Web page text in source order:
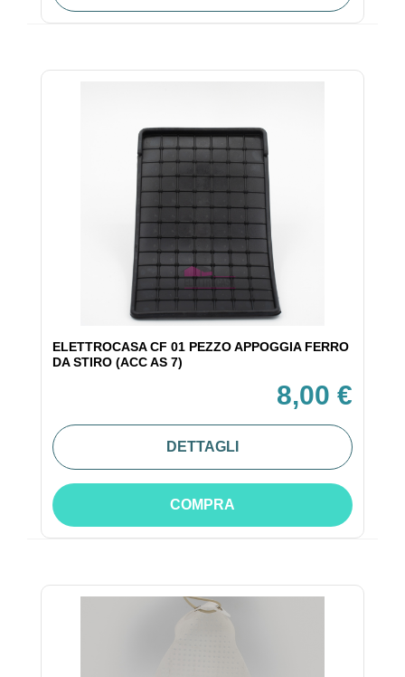
ELETTROCASA CF 01 PEZZO APPOGGIA FERRO
DA STIRO (ACC AS 7)
8,00 €
DETTAGLI
COMPRA